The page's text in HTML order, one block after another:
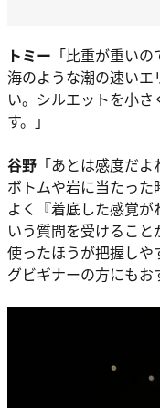
トミー 「比重が重い
海のような潮の速い
い。シルエットを小
す。」
谷野 「あとは感度だ
ボトムや岩に当たった
よく『着底した感覚
いう質問を受けるこ
使ったほうが把握し
グビギナーの方にもお